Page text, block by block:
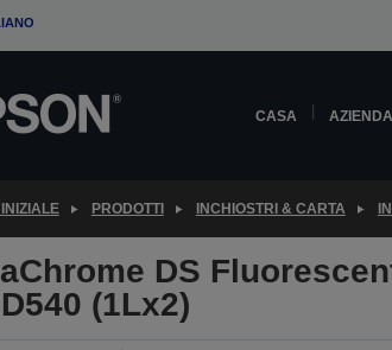
CASA AZIENDA
PRODOTTI INCHIOSTRI & CARTA
DS
(1Lx2)